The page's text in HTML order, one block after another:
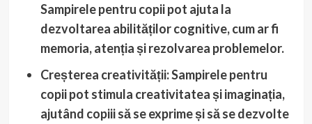
Sampirele pentru copii pot ajuta la
dezvoltarea abilităților cognitive, cum ar fi
memoria, atenția și rezolvarea problemelor.
Creșterea creativității: Sampirele pentru
copii pot stimula creativitatea și imaginația,
ajutând copiii să se exprime și să se dezvolte